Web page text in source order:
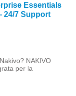
Essentials
24/7 Support
NAKIVO
per la